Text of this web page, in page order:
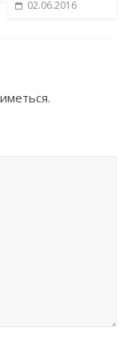
02.06.2016